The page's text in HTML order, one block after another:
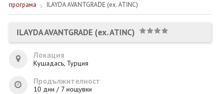
НОВА ГОДИНА
ЕКЗОТИКА
ЕКСКУРЗИИ
програма
ILAYDA AVANTGRADE (ex. ATINC)
ILAYDA AVANTGRADE (ex. ATINC)
Локация
Кушадасъ, Турция
Продължителност
10 дни / 7 нощувки